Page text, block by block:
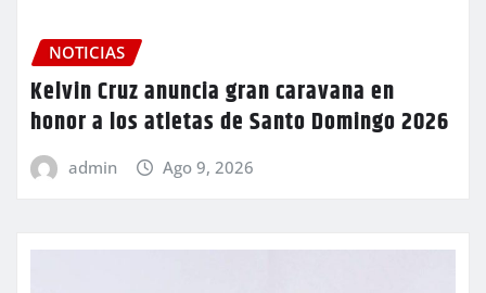
NOTICIAS
Kelvin Cruz anuncia gran caravana en
honor a los atletas de Santo Domingo 2026
admin Ago 9, 2026